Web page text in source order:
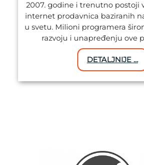
2007. godine i trenutno postoji
internet prodavnica baziranih
u svetu. Milioni programera
razvoju i unapređenju ove
DETALJNIJE …